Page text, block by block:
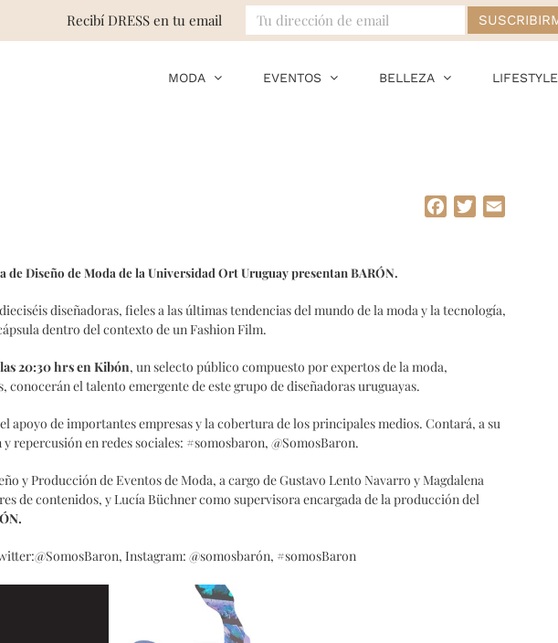
MODA EVENTOS BELLEZA LIFESTYLE
Facebook
Twitter
de Diseño de Moda de la Universidad Ort Uruguay presentan BARÓN.
diseñadoras, fieles a las últimas tendencias del mundo de la moda y la tecnología,
dentro del contexto de un Fashion Film.
las 20:30 hrs en Kibón, un selecto público compuesto por expertos de la moda,
conocerán el talento emergente de este grupo de diseñadoras uruguayas.
apoyo de importantes empresas y la cobertura de los principales medios. Contará, a su
repercusión en redes sociales: #somosbaron, @SomosBaron.
y Producción de Eventos de Moda, a cargo de Gustavo Lento Navarro y Magdalena
de contenidos, y Lucía Büchner como supervisora encargada de la producción del
Instagram: @somosbarón, #somosBaron
Recibí DRESS en tu email